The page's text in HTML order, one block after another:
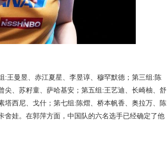
:王曼昱、赤江夏星、李昱谆、穆罕默德；第三组:陈
、苏籽童、萨哈基安；第五组:王艺迪、长崎柚、舒
塔西尼、戈什；第七组:陈熠、桥本帆香、奥拉万、陈
舍娃。在郭萍方面，中国队的六名选手已经确定了他